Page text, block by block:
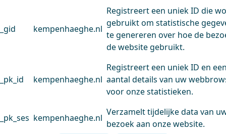
_gid kempenhaeghe.nl
Registreert een uniek ID die
gebruikt om statistische
te genereren over hoe de
de website gebruikt.
_pk_id kempenhaeghe.nl
Registreert een uniek ID en
aantal details van uw
voor onze statistieken.
_pk_ses kempenhaeghe.nl
Verzamelt tijdelijke data van
bezoek aan onze website.